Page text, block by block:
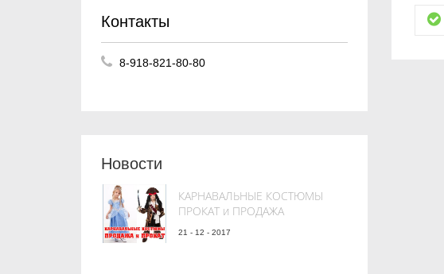
Контакты
8-918-821-80-80
Новости
КАРНАВАЛЬНЫЕ КОСТЮМЫ
ПРОКАТ и ПРОДАЖА
21 - 12 - 2017